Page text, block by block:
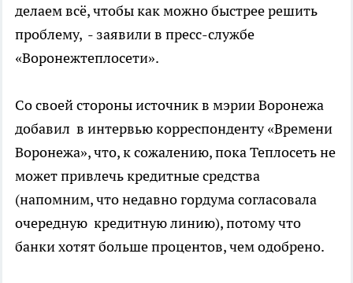
делаем всё, чтобы как можно быстрее решить
проблему, - заявили в пресс-службе
«Воронежтеплосети».
Со своей стороны источник в мэрии Воронежа
добавил в интервью корреспонденту «Времени
Воронежа», что, к сожалению, пока Теплосеть не
может привлечь кредитные средства
(напомним, что недавно гордума согласовала
очередную кредитную линию), потому что
банки хотят больше процентов, чем одобрено.